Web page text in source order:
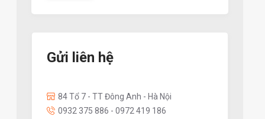
Gửi liên hệ
84 Tổ 7 - TT Đông Anh - Hà Nội
0932 375 886 - 0972 419 186